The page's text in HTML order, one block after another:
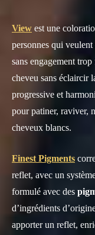
View est une
personnes qui
sans engagement
cheveu sans éclaircir
progressive et
pour patiner, raviver,
cheveux blancs.
Finest Pigments
reflet, avec un
formulé avec des
d’ingrédients
apporter un reflet,